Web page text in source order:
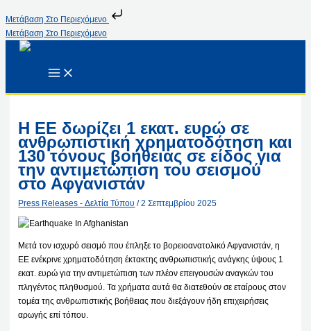
Μετάβαση Στο Περιεχόμενο
Μετάβαση Στο Περιεχόμενο
Η ΕΕ δωρίζει 1 εκατ. ευρώ σε
ανθρωπιστική χρηματοδότηση και
130 τόνους βοήθειας σε είδος για
την αντιμετώπιση του σεισμού
στο Αφγανιστάν
Press Releases - Δελτία Τύπου /2 Σεπτεμβρίου 2025
Μετά τον ισχυρό σεισμό που έπληξε το βορειοανατολικό Αφγανιστάν, η
ΕΕ ενέκρινε χρηματοδότηση έκτακτης ανθρωπιστικής ανάγκης ύψους 1
εκατ. ευρώ για την αντιμετώπιση των πλέον επειγουσών αναγκών του
πληγέντος πληθυσμού. Τα χρήματα αυτά θα διατεθούν σε εταίρους στον
τομέα της ανθρωπιστικής βοήθειας που διεξάγουν ήδη επιχειρήσεις
αρωγής επί τόπου.